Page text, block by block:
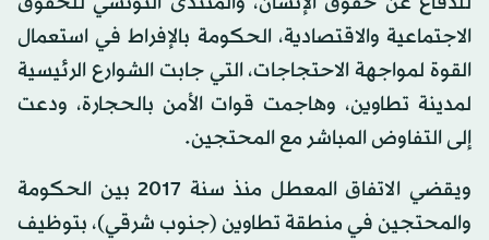
الاجتماعية والاقتصادية، الحكومة بالإفراط في استعمال
القوة لمواجهة الاحتجاجات، التي جابت الشوارع الرئيسية
لمدينة تطاوين، وهاجمت قوات الأمن بالحجارة، ودعت
إلى التفاوض المباشر مع المحتجين.
ويقضي الاتفاق المعطل منذ سنة 2017 بين الحكومة
والمحتجين في منطقة تطاوين (جنوب شرقي)، بتوظيف